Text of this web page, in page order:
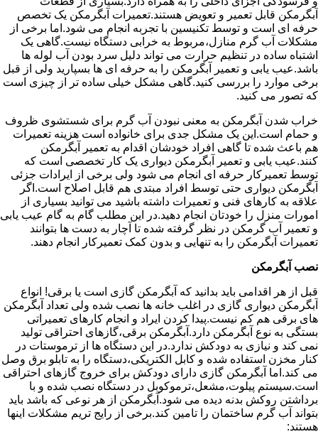
آبگرمکن قابل تعمیر و تعویض هستند.تعمیرات آبگرمکن یک تخصص
حرفه ای است و توسط تکنیسین با تجربه انجام می شود.اما برخی از
مشکلات آب گرم منازل،مربوط به خرابی دستگاه نیست.گاهی یک
اشتباه ساده در تنظیم حرارت می تواند دلیل سرد بودن آب لوله ها
باشد.عیب یابی و تعمیر آبگرمکن را به حرفه ای ها بسپارید ولی از قبل
برخی موارد را بررسی کنید.گاهی مشکل خیلی ساده تر از چیزی است
که تصور می کنید.
خراب شدن آبگرمکن به معنی نبودن آب گرم برای شستشوی ظروف
و حمام است.این یک مشکل جدی برای خانواده است هزینه تعمیرات
هم باعث شده تا گاهی افراد خودشان اقدام به تعمیر آبگرمکن
کنند.عیب یابی و تعمیر آبگرمکن دیواری یک کار تخصصی است که
توسط تعمیرکار حرفه ای انجام می شود ولی برخی از ایرادات جزئی
آبگرمکن دیواری حتی توسط افراد مبتدی هم قابل اصلاح است.اگر
علاقه به کارهای فنی و تعمیرات داشته باشید می توانید بسیاری از
امورات منزل را خودتان انجام دهید.در این مطلب گام به گام عیب یابی
و تعمیر آب گرمکن در نظر گرفته شده تا آچار به دست ها بتوانند
تعمیرات آبگرمکن را به تنهایی و بدون کمک تعمیرکار انجام دهند.
نصب آبگرمکن
قبل از هر اقدامی باید بدانید که آبگرمکن گازی است یا برقی! انواع
آبگرمکن دیواری گازی در اغلب خانه ها نصب شده ولی تعداد آبگرمکن
های برقی هم کم نیست.پیدا کردن ایراد و انجام کارهای تعمیراتی
بستگی به نوع آبگرمکن دارد.آبگرمکن برقی،گازهای احتراقی تولید
نمی کند و نیازی به دودکش ندارد.در این دستگاه ها از ترموستات در
کنار مخزن استفاده شده و کابل الکتریکی،دستگاه را به تابلو برق وصل
می کند.اما آبگرمکن گازی دارای دودکش برای خروج گازهای احتراقی
است.سیستم پیلوت،مشعل،ترموکوبل در دستگاه نصب شده و با
برداشتن روکش بدنه دیده می شود.آبگرمکن از هر نوعی که باشد باید
بتواند آب گرم ساختمان را تامین کند.برخی از رایج تریم مشکلات اینها
هستند: